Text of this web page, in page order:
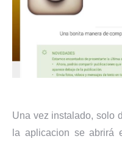
Una vez instalado, solo
la aplicacion se abrirá